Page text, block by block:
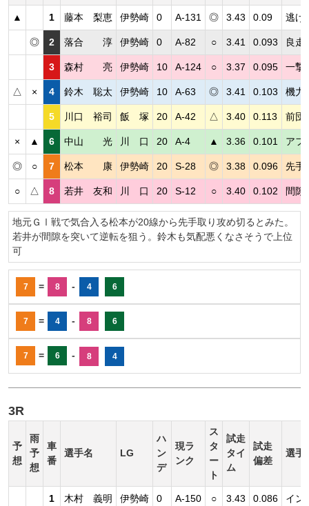
▲ 1 藤本 梨恵 伊勢崎 0 A-131 ◎ 3.43 0.09 逃げ
◎ 2 落合 淳 伊勢崎 0 A-82 ○ 3.41 0.093 良走
3 森村 亮 伊勢崎 10 A-124 ○ 3.37 0.095 一撃
△ × 4 鈴木 聡太 伊勢崎 10 A-63 ◎ 3.41 0.103 機力
5 川口 裕司 飯 塚 20 A-42 △ 3.40 0.113 前団
× ▲ 6 中山 光 川 口 20 A-4 ▲ 3.36 0.101 アフ
◎ ○ 7 松本 康 伊勢崎 20 S-28 ◎ 3.38 0.096 先手
○ △ 8 若井 友和 川 口 20 S-12 ○ 3.40 0.102 間隙
地元ＧⅠ戦で気合入る松本が20線から先手取り攻め切るとみた。
若井が間隙を突いて逆転を狙う。鈴木も気配悪くなさそうで上位
可
7 = 8 - 4 6
7 = 4 - 8 6
7 = 6 - 8 4
3R
予
想
雨
予
想
車
番
選手名 LG
ハ
ン
デ
現ラ
ンク
ス
タ
ー
ト
試走
タイ
ム
試走
偏差
選手
1 木村 義明 伊勢崎 0 A-150 ○ 3.43 0.086 イン